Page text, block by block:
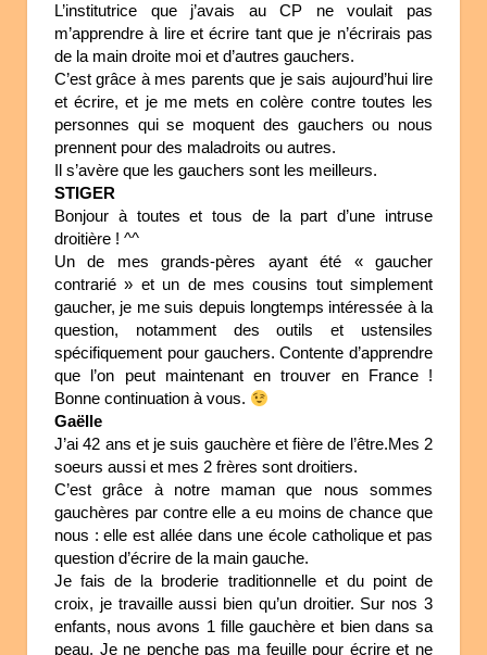
L’institutrice que j’avais au CP ne voulait pas
m’apprendre à lire et écrire tant que je n’écrirais pas
de la main droite moi et d’autres gauchers.
C’est grâce à mes parents que je sais aujourd’hui lire
et écrire, et je me mets en colère contre toutes les
personnes qui se moquent des gauchers ou nous
prennent pour des maladroits ou autres.
Il s’avère que les gauchers sont les meilleurs.
STIGER
Bonjour à toutes et tous de la part d’une intruse
droitière ! ^^
Un de mes grands-pères ayant été « gaucher
contrarié » et un de mes cousins tout simplement
gaucher, je me suis depuis longtemps intéressée à la
question, notamment des outils et ustensiles
spécifiquement pour gauchers. Contente d’apprendre
que l’on peut maintenant en trouver en France !
Bonne continuation à vous.
Gaëlle
J’ai 42 ans et je suis gauchère et fière de l’être.Mes 2
soeurs aussi et mes 2 frères sont droitiers.
C’est grâce à notre maman que nous sommes
gauchères par contre elle a eu moins de chance que
nous : elle est allée dans une école catholique et pas
question d’écrire de la main gauche.
Je fais de la broderie traditionnelle et du point de
croix, je travaille aussi bien qu’un droitier. Sur nos 3
enfants, nous avons 1 fille gauchère et bien dans sa
peau. Je ne penche pas ma feuille pour écrire et ne